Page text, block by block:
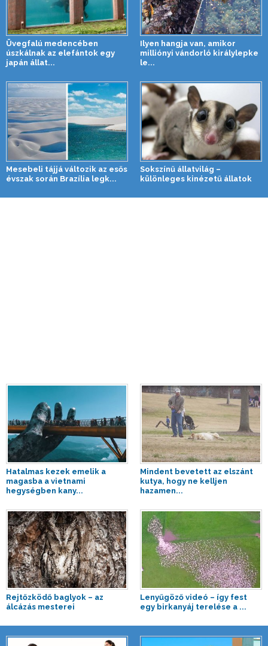
Üvegfalú medencében
úszkálnak az elefántok egy
japán állat...
Ilyen hangja van, amikor
milliónyi vándorló királylepke
le...
Mesebeli tájjá változik az esős
évszak során Brazília legk...
Sokszínű állatvilág –
különleges kinézetű állatok
Hatalmas kezek emelik a
magasba a vietnami
hegységben kany...
Mindent bevetett az elszánt
kutya, hogy ne kelljen
hazamen...
Rejtőzködő baglyok – az
álcázás mesterei
Lenyűgöző videó – így fest
egy birkanyáj terelése a ...